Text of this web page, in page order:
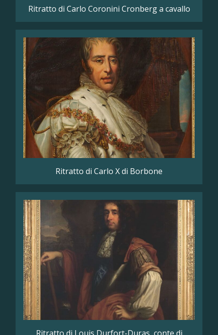
Ritratto di Carlo Coronini Cronberg a cavallo
Ritratto di Carlo X di Borbone